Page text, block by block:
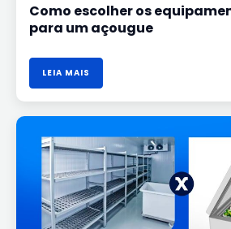
Como escolher os
para um açougue
LEIA MAIS
CÂMARA
OU
SAIBA
COMO
ESCOLHER